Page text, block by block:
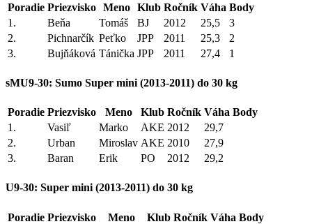
Poradie Priezvisko Meno Klub Ročník Váha Body
1.
Beňa Tomáš BJ 2012 25,5
3
2.
Pichnarčík Peťko JPP 2011 25,3
2
3.
Bujňáková Tánička JPP 2011 27,4 1
sMU9-30: Sumo Super mini (2013-2011) do 30 kg
Poradie Priezvisko Meno Klub Ročník Váha Body
1.
Vasiľ Marko AKE 2012
29,7
2.
Urban Miroslav AKE 2010
27,9
3.
Baran Erik PO 2012 29,2
U9-30: Super mini (2013-2011) do 30 kg
Poradie Priezvisko Meno Klub Ročník Váha Body